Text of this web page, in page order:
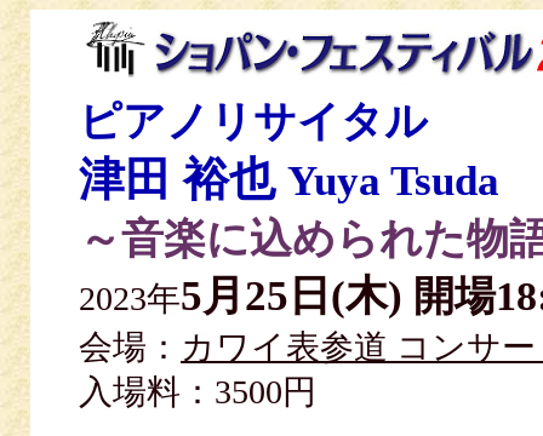
ピアノリサイタル
津田 裕也 Yuya Tsuda
～音楽に込められた物
2023年5月25日(木) 開場
会場： カワイ表参道 コンサ
入場料：3500円